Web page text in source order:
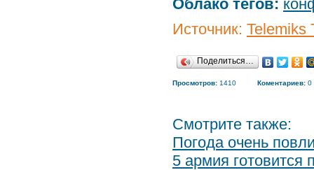
Облако тегов:
Источник: Telemiks
Поделиться…
Просмотров: 1410 Коментариев: 0
Смотрите также:
Погода очень
5 армия готовится